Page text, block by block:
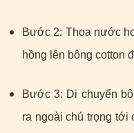
Bước 2: Thoa nước
hồng lên bông cotton
Bước 3: Di chuyển
ra ngoài chú trọng tới